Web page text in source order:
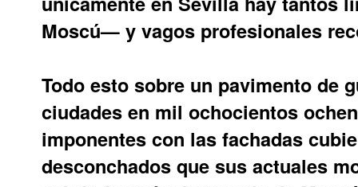
Moscú— y vagos profesionales
Todo esto sobre un pavimento de
ciudades en mil ochocientos
imponentes con las fachadas
desconchados que sus actuales